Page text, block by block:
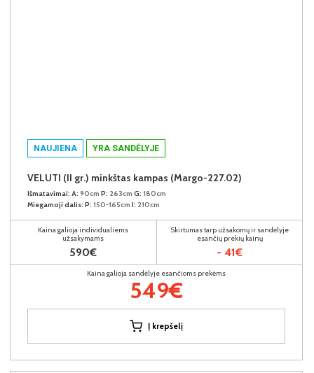
NAUJIENA YRA SANDĖLYJE
VELUTI (II gr.) minkštas kampas (Margo-227.02)
Išmatavimai: A: 90cm P: 263cm G: 180cm
Miegamoji dalis: P: 150-165cm I: 210cm
Kaina galioja individualiems
užsakymams
590€
Skirtumas tarp užsakomų ir sandėlyje
esančių prekių kainų
- 41€
Kaina galioja sandėlyje esančioms prekėms
549€
Į krepšelį